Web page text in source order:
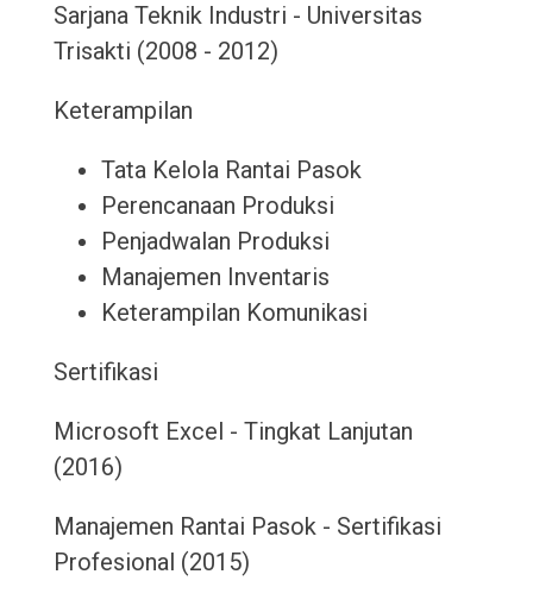
Sarjana Teknik Industri - Universitas
Trisakti (2008 - 2012)
Keterampilan
Tata Kelola Rantai Pasok
Perencanaan Produksi
Penjadwalan Produksi
Manajemen Inventaris
Keterampilan Komunikasi
Sertifikasi
Microsoft Excel - Tingkat Lanjutan
(2016)
Manajemen Rantai Pasok - Sertifikasi
Profesional (2015)